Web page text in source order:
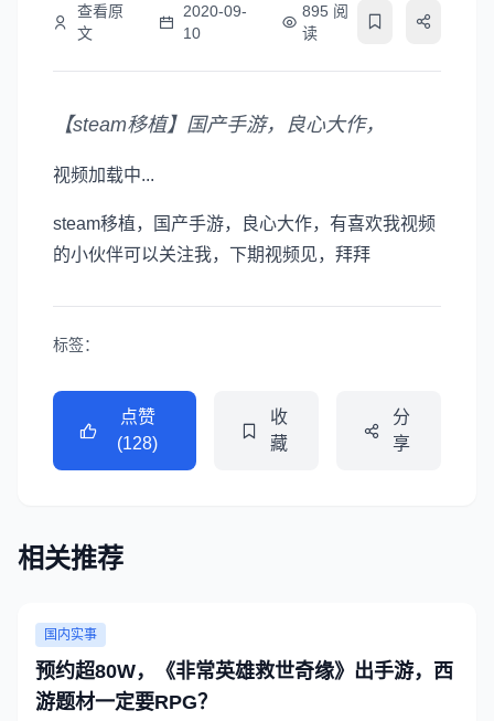
查看原
文
2020-09-
10
895 阅
读
【steam移植】国产手游，良心大作，
视频加载中...
steam移植，国产手游，良心大作，有喜欢我视频
的小伙伴可以关注我，下期视频见，拜拜
标签：
点赞
(128)
收
藏
分
享
相关推荐
国内实事
预约超80W，《非常英雄救世奇缘》出手游，西
游题材一定要RPG？